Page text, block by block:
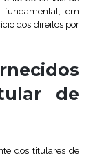
fundamental, em
dos direitos por
de
dos titulares de